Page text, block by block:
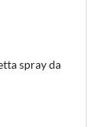
spray da